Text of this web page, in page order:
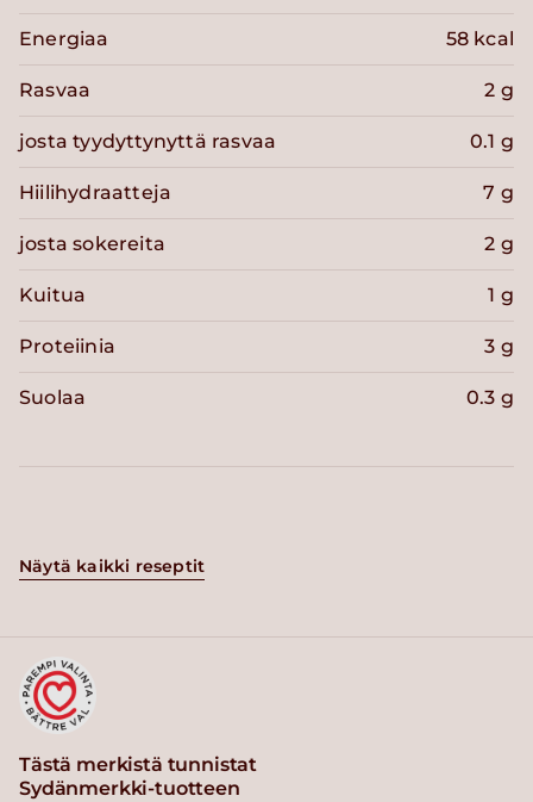
Energiaa 58 kcal
Rasvaa 2 g
josta tyydyttynyttä rasvaa 0.1 g
Hiilihydraatteja 7 g
josta sokereita 2 g
Kuitua 1 g
Proteiinia 3 g
Suolaa 0.3 g
Näytä kaikki reseptit
Tästä merkistä tunnistat
Sydänmerkki-tuotteen